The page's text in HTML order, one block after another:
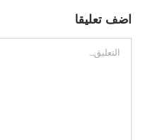
اضف تعليقا
تعليق